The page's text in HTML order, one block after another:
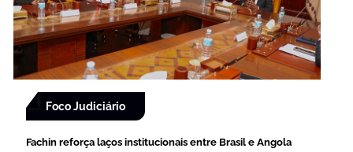
Foco Judiciário
Fachin reforça laços institucionais entre Brasil e Angola